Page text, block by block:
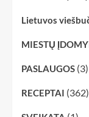
Lietuvos
MIESTŲ
PASLAUGOS (3)
RECEPTAI (362)